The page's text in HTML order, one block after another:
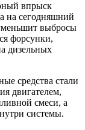
впрыск
на сегодняшний
выбросы
форсунки,
дизельных
средства стали
двигателем,
смеси, а
системы.